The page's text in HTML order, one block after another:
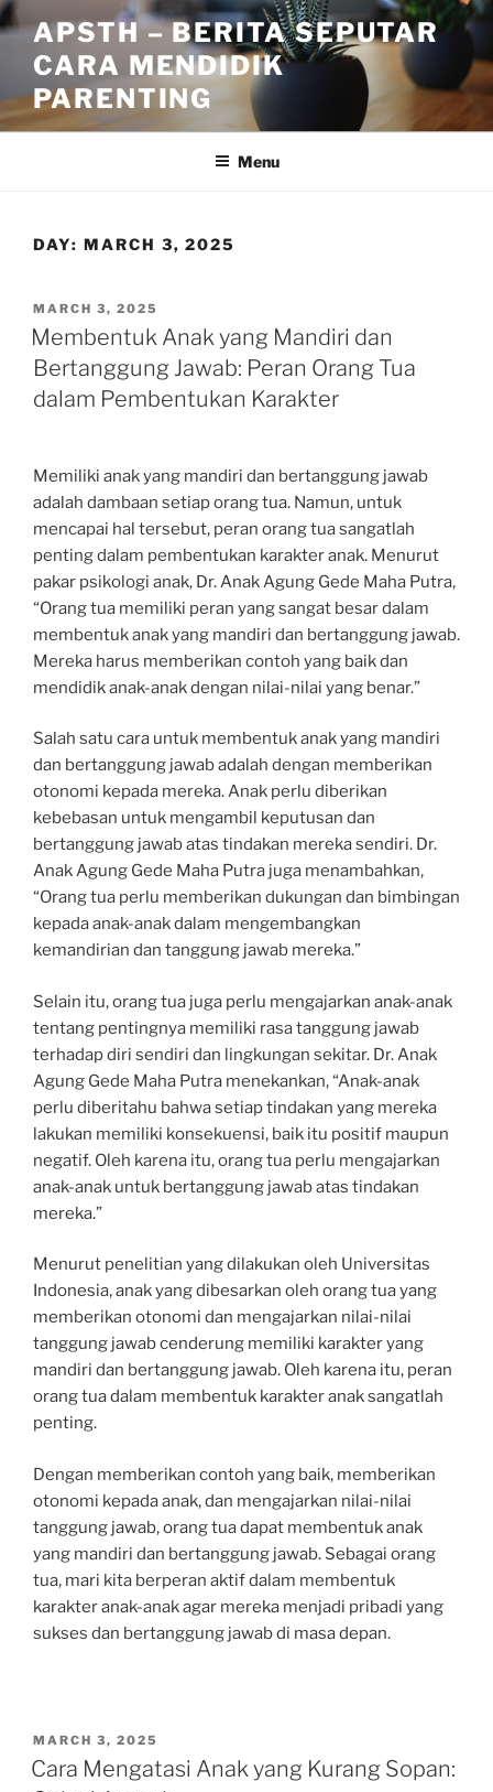
Skip
to
content
APSTH – BERITA SEPUTAR
CARA MENDIDIK
PARENTING
Menu
DAY: MARCH 3, 2025
POSTED
ON
MARCH 3, 2025
Membentuk Anak yang Mandiri dan
Bertanggung Jawab: Peran Orang Tua
dalam Pembentukan Karakter
Memiliki anak yang mandiri dan bertanggung jawab
adalah dambaan setiap orang tua. Namun, untuk
mencapai hal tersebut, peran orang tua sangatlah
penting dalam pembentukan karakter anak. Menurut
pakar psikologi anak, Dr. Anak Agung Gede Maha Putra,
“Orang tua memiliki peran yang sangat besar dalam
membentuk anak yang mandiri dan bertanggung jawab.
Mereka harus memberikan contoh yang baik dan
mendidik anak-anak dengan nilai-nilai yang benar.”
Salah satu cara untuk membentuk anak yang mandiri
dan bertanggung jawab adalah dengan memberikan
otonomi kepada mereka. Anak perlu diberikan
kebebasan untuk mengambil keputusan dan
bertanggung jawab atas tindakan mereka sendiri. Dr.
Anak Agung Gede Maha Putra juga menambahkan,
“Orang tua perlu memberikan dukungan dan bimbingan
kepada anak-anak dalam mengembangkan
kemandirian dan tanggung jawab mereka.”
Selain itu, orang tua juga perlu mengajarkan anak-anak
tentang pentingnya memiliki rasa tanggung jawab
terhadap diri sendiri dan lingkungan sekitar. Dr. Anak
Agung Gede Maha Putra menekankan, “Anak-anak
perlu diberitahu bahwa setiap tindakan yang mereka
lakukan memiliki konsekuensi, baik itu positif maupun
negatif. Oleh karena itu, orang tua perlu mengajarkan
anak-anak untuk bertanggung jawab atas tindakan
mereka.”
Menurut penelitian yang dilakukan oleh Universitas
Indonesia, anak yang dibesarkan oleh orang tua yang
memberikan otonomi dan mengajarkan nilai-nilai
tanggung jawab cenderung memiliki karakter yang
mandiri dan bertanggung jawab. Oleh karena itu, peran
orang tua dalam membentuk karakter anak sangatlah
penting.
Dengan memberikan contoh yang baik, memberikan
otonomi kepada anak, dan mengajarkan nilai-nilai
tanggung jawab, orang tua dapat membentuk anak
yang mandiri dan bertanggung jawab. Sebagai orang
tua, mari kita berperan aktif dalam membentuk
karakter anak-anak agar mereka menjadi pribadi yang
sukses dan bertanggung jawab di masa depan.
POSTED
ON
MARCH 3, 2025
Cara Mengatasi Anak yang Kurang Sopan: